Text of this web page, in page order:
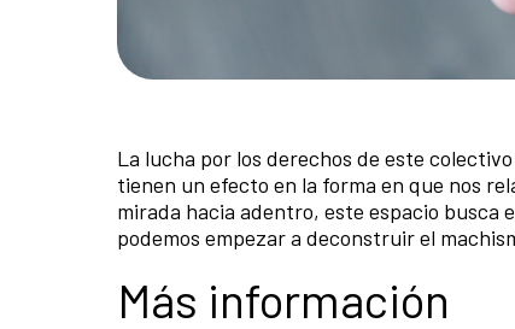
La lucha por los derechos de este
tienen un efecto en la forma en que nos
mirada hacia adentro, este espacio busca
podemos empezar a deconstruir el
Más información